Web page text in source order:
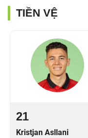
TIỀN VỆ
21
Kristjan Asllani